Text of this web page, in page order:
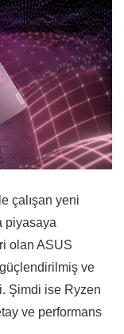
çalışan yeni
piyasaya
olan ASUS
ve
Şimdi ise Ryzen
ve performans